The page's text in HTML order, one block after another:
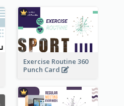
Exercise Routine 360
Punch Card